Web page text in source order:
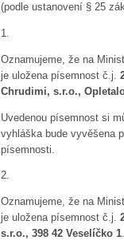
(podle ustanovení § 25
1.
Oznamujeme, že na
je uložena písemnost č.j.
Chrudimi, s.r.o.,
Uvedenou písemnost si
vyhláška bude vyvěšena
písemnosti.
2.
Oznamujeme, že na
je uložena písemnost č.j.
s.r.o., 398 42 Veselíčko 1.